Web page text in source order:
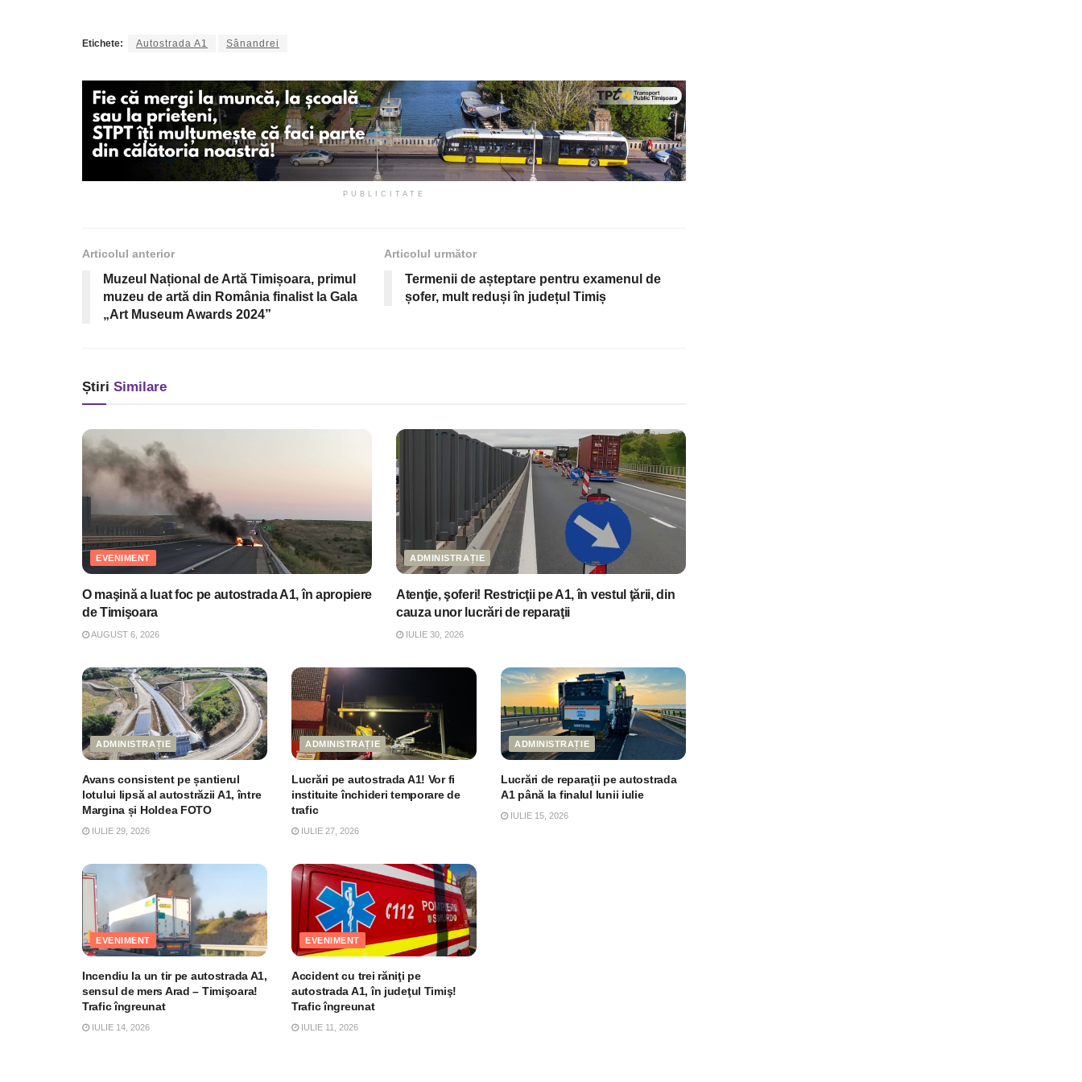
Etichete: Autostrada A1 Sânandrei
PUBLICITATE
Articolul anterior
Muzeul Național de Artă Timișoara, primul
muzeu de artă din România finalist la Gala
„Art Museum Awards 2024”
Articolul următor
Termenii de așteptare pentru examenul de
șofer, mult reduși în județul Timiș
Știri Similare
EVENIMENT
O maşină a luat foc pe autostrada A1, în apropiere
de Timişoara
AUGUST 6, 2026
ADMINISTRAȚIE
Atenţie, şoferi! Restricţii pe A1, în vestul ţării, din
cauza unor lucrări de reparaţii
IULIE 30, 2026
ADMINISTRAȚIE
Avans consistent pe șantierul
lotului lipsă al autostrăzii A1, între
Margina și Holdea FOTO
IULIE 29, 2026
ADMINISTRAȚIE
Lucrări pe autostrada A1! Vor fi
instituite închideri temporare de
trafic
IULIE 27, 2026
ADMINISTRAȚIE
Lucrări de reparaţii pe autostrada
A1 până la finalul lunii iulie
IULIE 15, 2026
EVENIMENT
Incendiu la un tir pe autostrada A1,
sensul de mers Arad – Timişoara!
Trafic îngreunat
IULIE 14, 2026
EVENIMENT
Accident cu trei răniţi pe
autostrada A1, în judeţul Timiş!
Trafic îngreunat
IULIE 11, 2026